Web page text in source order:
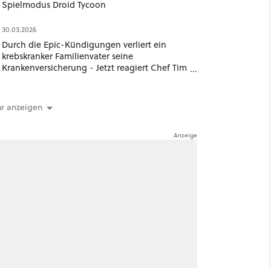
Spielmodus Droid Tycoon
30.03.2026
Durch die Epic-Kündigungen verliert ein
krebskranker Familienvater seine
Krankenversicherung - Jetzt reagiert Chef Tim
anzeigen